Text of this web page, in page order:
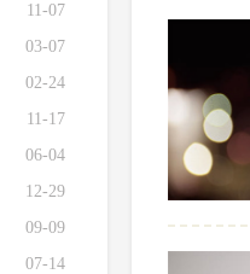
11-07
03-07
02-24
11-17
06-04
12-29
09-09
07-14